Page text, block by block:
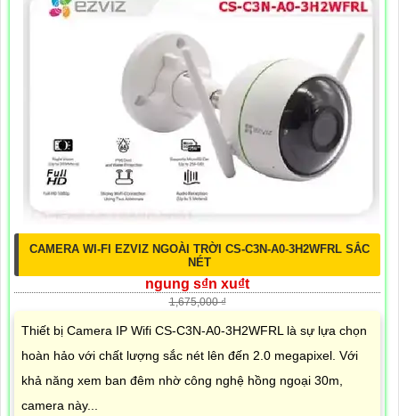
CAMERA WI-FI EZVIZ NGOÀI TRỜI CS-C3N-A0-3H2WFRL SẮC
NÉT
ngung s₫n xu₫t
1,675,000 ₫
Thiết bị Camera IP Wifi CS-C3N-A0-3H2WFRL là sự lựa chọn
hoàn hảo với chất lượng sắc nét lên đến 2.0 megapixel. Với
khả năng xem ban đêm nhờ công nghệ hồng ngoại 30m,
camera này...